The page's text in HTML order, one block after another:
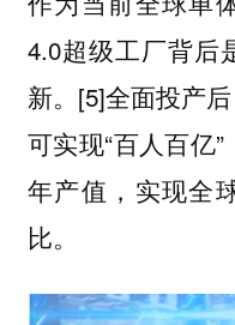
4.0超级工厂背后
新。[5]全面投产
可实现“百人百亿
年产值，实现全
比。